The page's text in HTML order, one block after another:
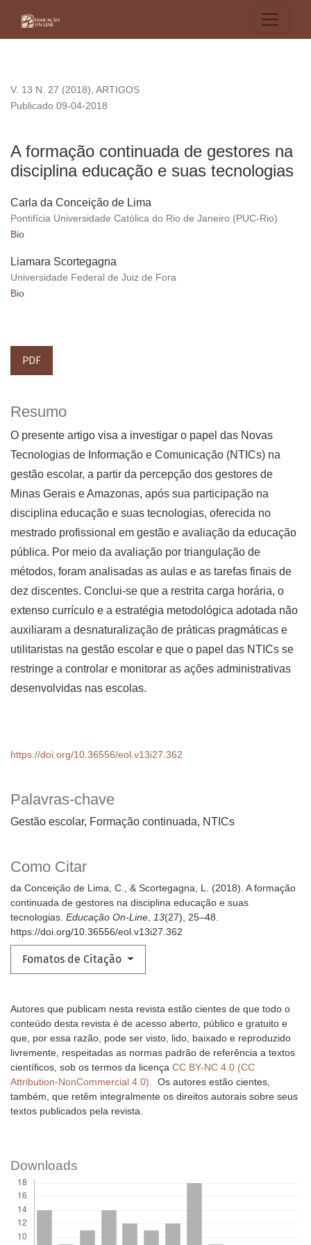
V. 13 N. 27 (2018), ARTIGOS
A formação continuada de gestores na
disciplina educação e suas tecnologias
Publicado 09-04-2018
Carla da Conceição de Lima
Pontifícia Universidade Católica do Rio de Janeiro (PUC-Rio)
Bio
Liamara Scortegagna
Universidade Federal de Juiz de Fora
Bio
PDF
Palavras-chave
Gestão escolar, Formação continuada, NTICs
Como Citar
da Conceição de Lima, C., & Scortegagna, L. (2018). A formação
continuada de gestores na disciplina educação e suas
tecnologias. Educação On-Line, 13(27), 25–48.
https://doi.org/10.36556/eol.v13i27.362
Fomatos de Citação
Resumo
O presente artigo visa a investigar o papel das Novas
Tecnologias de Informação e Comunicação (NTICs) na
gestão escolar, a partir da percepção dos gestores de
Minas Gerais e Amazonas, após sua participação na
disciplina educação e suas tecnologias, oferecida no
mestrado profissional em gestão e avaliação da educação
pública. Por meio da avaliação por triangulação de
métodos, foram analisadas as aulas e as tarefas finais de
dez discentes. Conclui-se que a restrita carga horária, o
extenso currículo e a estratégia metodológica adotada não
auxiliaram a desnaturalização de práticas pragmáticas e
utilitaristas na gestão escolar e que o papel das NTICs se
restringe a controlar e monitorar as ações administrativas
desenvolvidas nas escolas.
https://doi.org/10.36556/eol.v13i27.362
Autores que publicam nesta revista estão cientes de que todo o
conteúdo desta revista é de acesso aberto, público e gratuito e
que, por essa razão, pode ser visto, lido, baixado e reproduzido
livremente, respeitadas as normas padrão de referência a textos
científicos, sob os termos da licença CC BY-NC 4.0 (CC
Attribution-NonCommercial 4.0). Os autores estão cientes,
também, que retêm integralmente os direitos autorais sobre seus
textos publicados pela revista.
Downloads